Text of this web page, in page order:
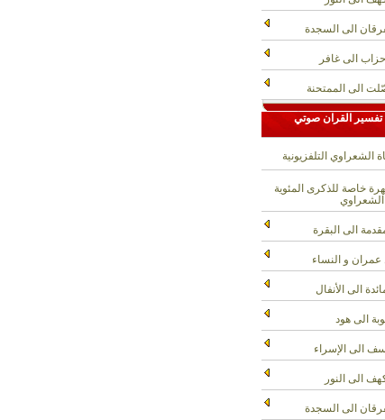
الى السجدة
الى غافر
الى الممتحنة
تفسير القران صوتي
الشعراوي التلفزيونية
خاصة للذكرى المئوية
الى البقرة
و النساء
الى الأنفال
الى هود
الى الإسراء
الى النور
الى السجدة